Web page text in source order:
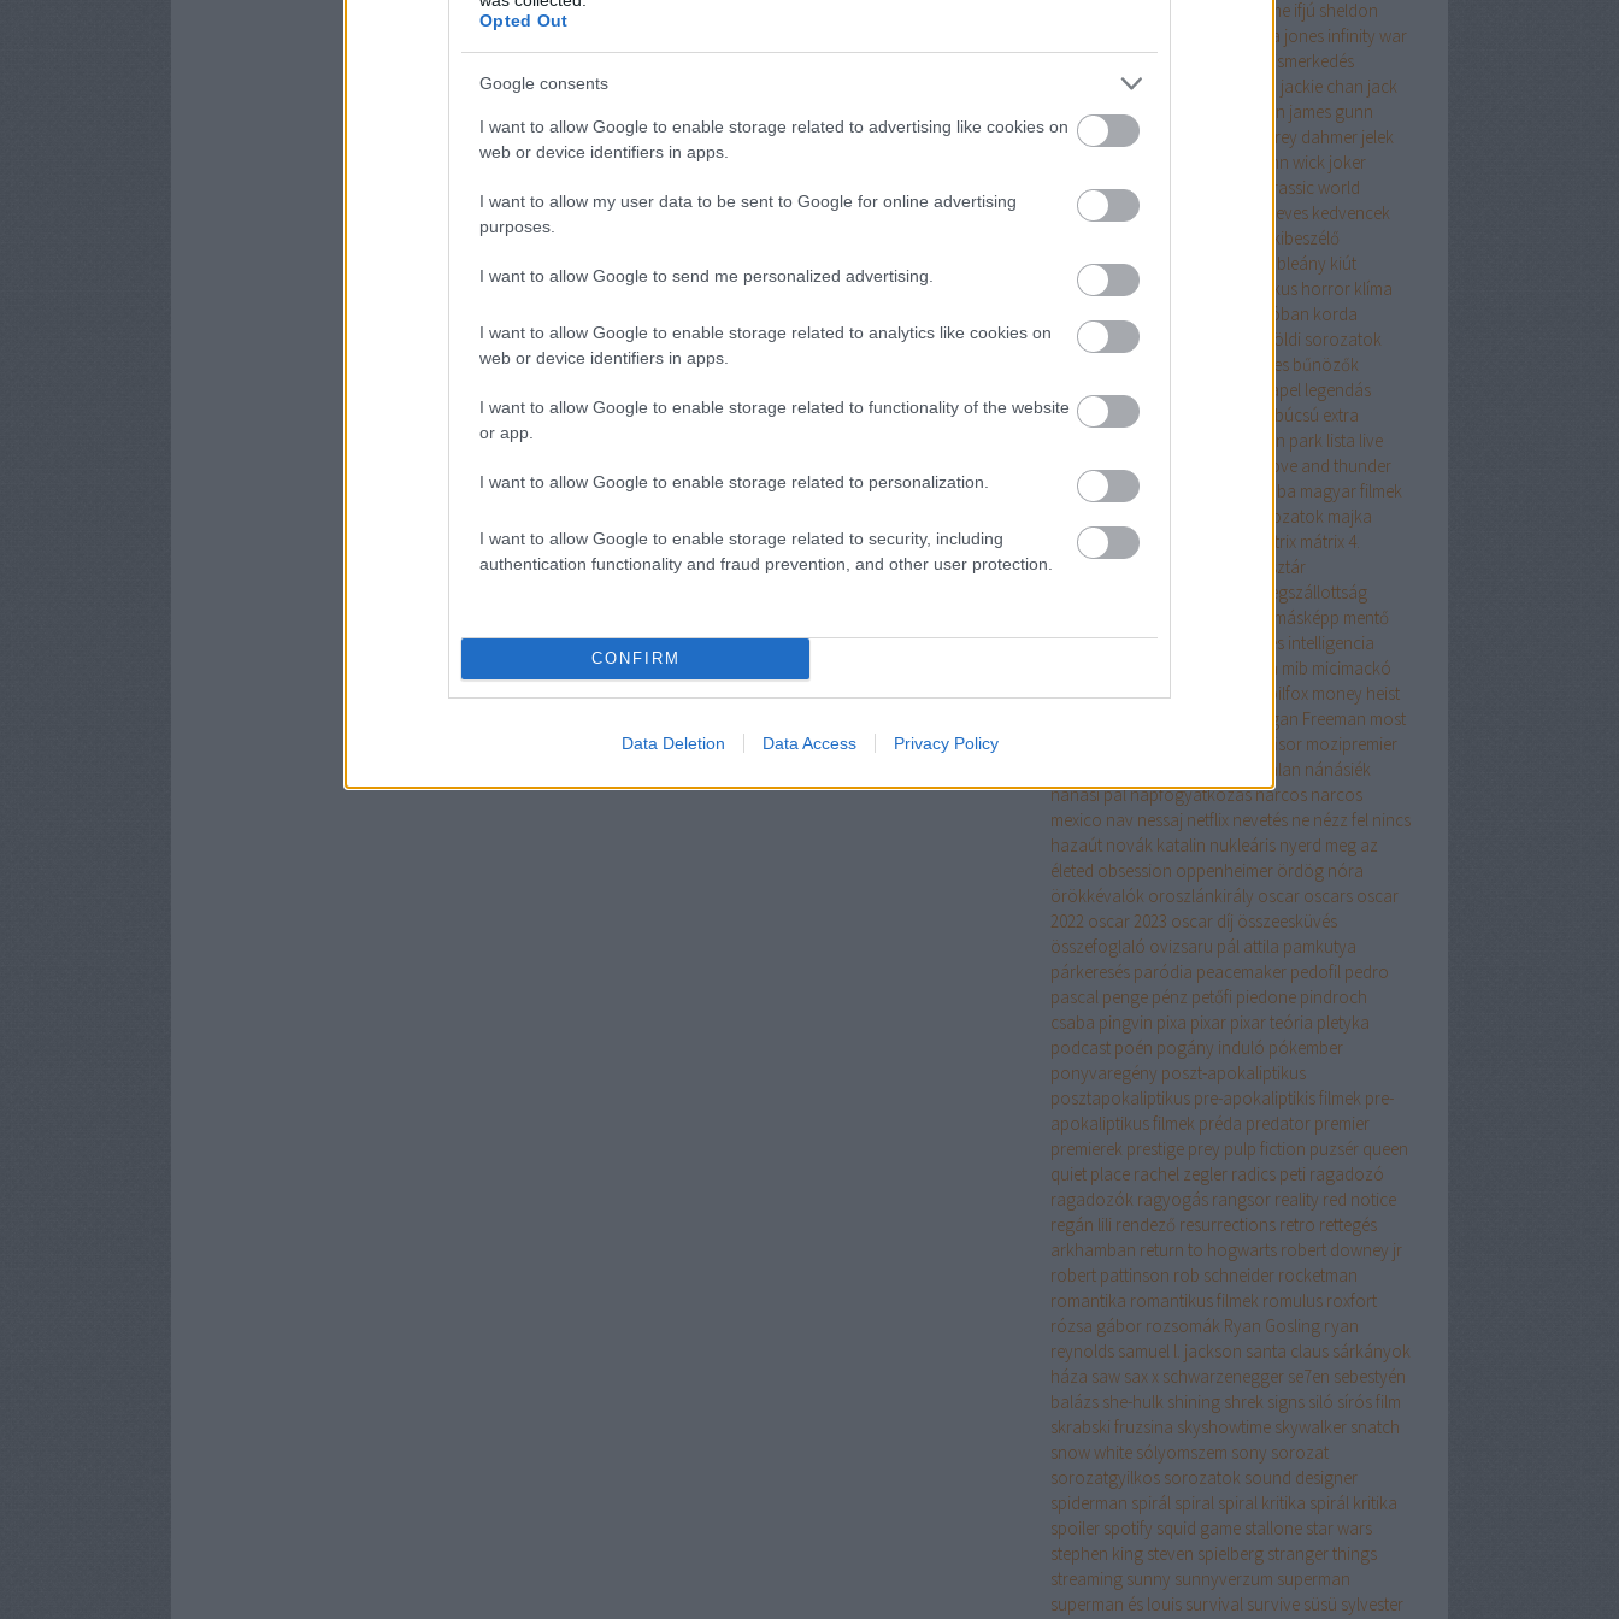
Opted Out
Google consents
I want to allow Google to enable storage related to advertising like cookies on
web or device identifiers in apps.
I want to allow my user data to be sent to Google for online advertising
purposes.
I want to allow Google to send me personalized advertising.
I want to allow Google to enable storage related to analytics like cookies on
web or device identifiers in apps.
I want to allow Google to enable storage related to functionality of the website
or app.
I want to allow Google to enable storage related to personalization.
I want to allow Google to enable storage related to security, including
authentication functionality and fraud prevention, and other user protection.
CONFIRM
Data Deletion Data Access Privacy Policy
időutazós filme ifjú sheldon
indiana jones infinity war
influenszerinterjú
ismerkedés
ítéletnap jackie chan jack
nicholsonjacob james cameron james gunn
jason momoa
jeffrey dahmer jelek
john wick joker
jubileumjunior
jurassic world
kamaszok
karácsony keanu reeves kedvencek
kibeszélő
kicsomagolás
kis hableány kiút
klasszikus
klasszikusok klasszikus horror klíma
kopogás a kunyhóban korda
közvetlen színészek
külföldi sorozatok
különösen veszélyes bűnözők
kvantumánia
la casa de papel legendás
állatok
legenda vagyok
legénybúcsú extra
linkin park lista live
actionlovecraft
love and thunder
mad max
maffia magyarósi csaba magyar filmek
magyar sorozatok majka
mandalorian
matrix mátrix 4.
matthew perry
megasztár
megszállottság
mentés másképp mentő
men in blackmesék
mesterséges intelligencia
meterséges intelligencia mib micimackó
mikulásminecraft mobilfox money heist
Morgan Freeman most
moziműsor mozipremier
m night shyamalan nánásiék
nánási pálnapfogyatkozásnarcos narcos
mexico nav nessaj netflix nevetés ne nézz fel nincs
hazaút novák katalin nukleáris nyerd meg az
életed obsession oppenheimer ördög nóra
örökkévalók oroszlánkirály oscar oscars oscar
2022 oscar 2023 oscar díj összeesküvés
összefoglaló ovizsaru pál attila pamkutya
párkeresés paródia peacemaker pedofil pedro
pascal penge pénz petőfi piedone pindroch
csaba pingvin pixa pixar pixar teória pletyka
podcast poén pogány induló pókember
ponyvaregény poszt-apokaliptikus
posztapokaliptikus pre-apokaliptikis filmek pre-
apokaliptikus filmek préda predator premier
premierek prestige prey pulp fiction puzsér queen
quiet place rachel zegler radics peti ragadozó
ragadozók ragyogás rangsor reality red notice
regán lili rendező resurrections retro rettegés
arkhamban return to hogwarts robert downey jr
robert pattinson rob schneider rocketman
romantika romantikus filmek romulus roxfort
rózsa gábor rozsomák Ryan Gosling ryan
reynolds samuel l. jackson santa claus sárkányok
háza saw sax x schwarzenegger se7en sebestyén
balázs she-hulk shining shrek signs siló sírós film
skrabski fruzsina skyshowtime skywalker snatch
snow white sólyomszem sony sorozat
sorozatgyilkos sorozatok sound designer
spiderman spirál spiral spiral kritika spirál kritika
spoiler spotify squid game stallone star wars
stephen king steven spielberg stranger things
streaming sunny sunnyverzum superman
superman és louis survival survive süsü sylvester